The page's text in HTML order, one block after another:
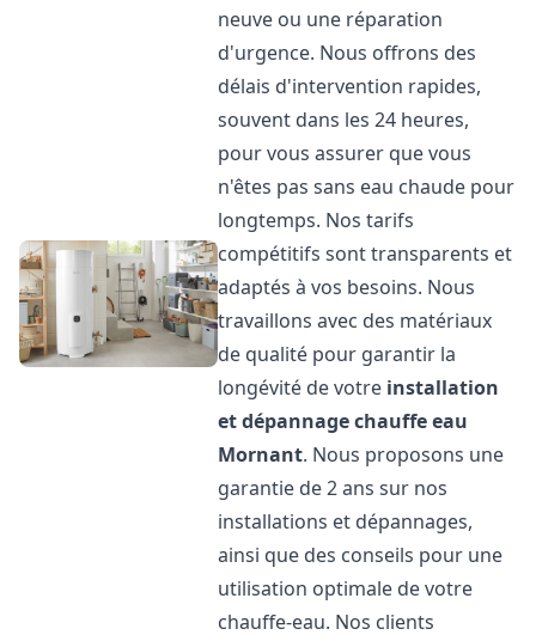
neuve ou une réparation
d'urgence. Nous offrons des
délais d'intervention rapides,
souvent dans les 24 heures,
pour vous assurer que vous
n'êtes pas sans eau chaude pour
longtemps. Nos tarifs
compétitifs sont transparents et
adaptés à vos besoins. Nous
travaillons avec des matériaux
de qualité pour garantir la
longévité de votre installation
et dépannage chauffe eau
Mornant. Nous proposons une
garantie de 2 ans sur nos
installations et dépannages,
ainsi que des conseils pour une
utilisation optimale de votre
chauffe-eau. Nos clients